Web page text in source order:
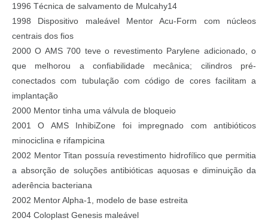
1996 Técnica de salvamento de Mulcahy14
1998 Dispositivo maleável Mentor Acu-Form com núcleos
centrais dos fios
2000 O AMS 700 teve o revestimento Parylene adicionado, o
que melhorou a confiabilidade mecânica; cilindros pré-
conectados com tubulação com código de cores facilitam a
implantação
2000 Mentor tinha uma válvula de bloqueio
2001 O AMS InhibiZone foi impregnado com antibióticos
minociclina e rifampicina
2002 Mentor Titan possuía revestimento hidrofílico que permitia
a absorção de soluções antibióticas aquosas e diminuição da
aderência bacteriana
2002 Mentor Alpha-1, modelo de base estreita
2004 Coloplast Genesis maleável